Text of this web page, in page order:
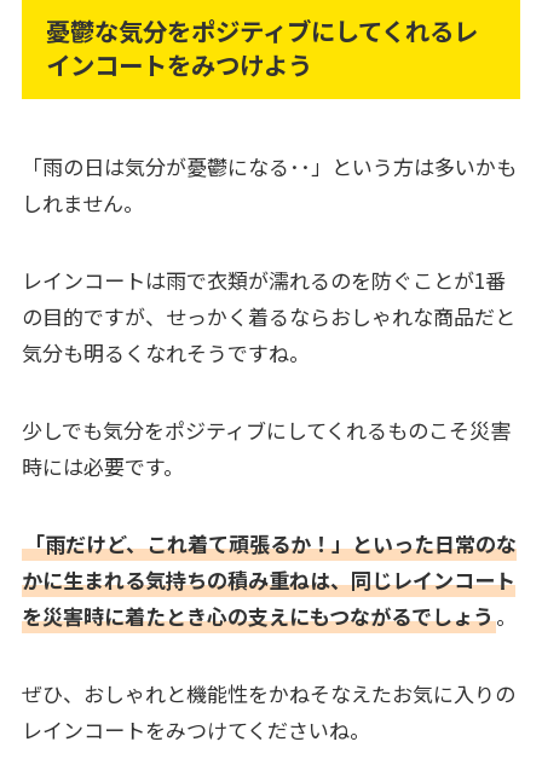
憂鬱な気分をポジティブにしてくれるレ
インコートをみつけよう
「雨の日は気分が憂鬱になる･･」という方は多いかも
しれません。
レインコートは雨で衣類が濡れるのを防ぐことが1番
の目的ですが、せっかく着るならおしゃれな商品だと
気分も明るくなれそうですね。
少しでも気分をポジティブにしてくれるものこそ災害
時には必要です。
「雨だけど、これ着て頑張るか！」といった日常のな
かに生まれる気持ちの積み重ねは、同じレインコート
を災害時に着たとき心の支えにもつながるでしょう。
ぜひ、おしゃれと機能性をかねそなえたお気に入りの
レインコートをみつけてくださいね。